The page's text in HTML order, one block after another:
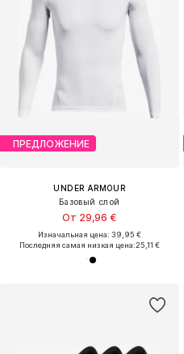
ПРЕДЛОЖЕНИЕ
UNDER ARMOUR
Базовый слой
От 29,96 €
Изначальная цена: 39,95 €
Последняя самая низкая цена:25,11 €